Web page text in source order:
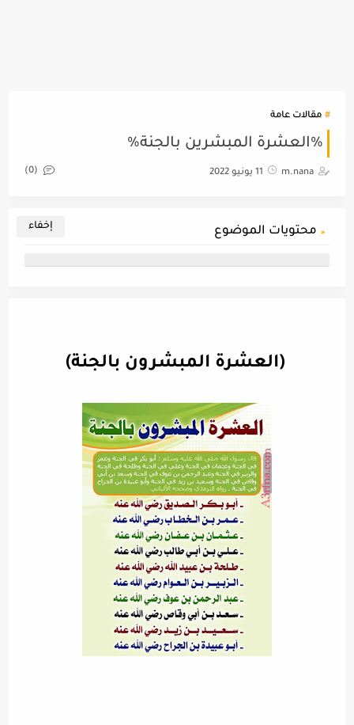
مقالات عامة
%العشرة المبشرين بالجنة%
m.nana 11 يونيو 2022 (0)
محتويات الموضوع
(العشرة المبشرون بالجنة)